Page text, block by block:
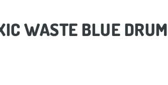
WASTE BLUE